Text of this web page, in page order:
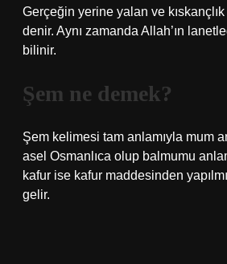
Gerçeğin yerine yalan ve
denir. Aynı zamanda Allah’ın
bilinir.
Şem ne demek?
Şem kelimesi tam anlamıyla mum
asel Osmanlıca olup balmumu
kafur ise kafur maddesinden
gelir.